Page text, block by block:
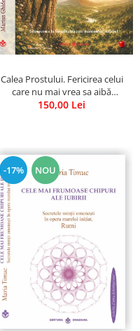
Calea Prostului. Fericirea celui
care nu mai vrea sa aibă
dreptate - Intoarcerea la
150,00 Lei
-17% NOU